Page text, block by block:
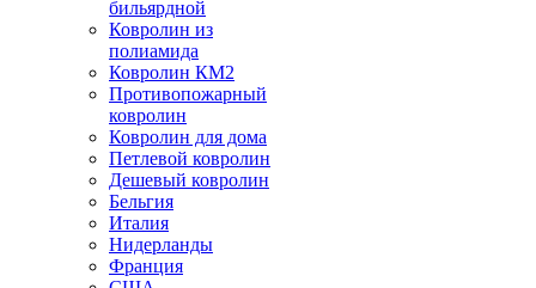
бильярдной
Ковролин из
полиамида
Ковролин КМ2
Противопожарный
ковролин
Ковролин для дома
Петлевой ковролин
Дешевый ковролин
Бельгия
Италия
Нидерланды
Франция